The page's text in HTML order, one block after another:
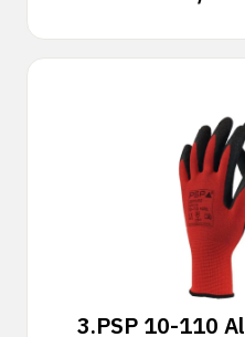
3.PSP 10-110